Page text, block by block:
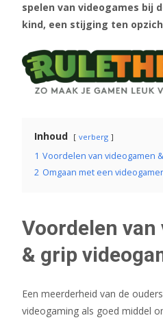
spelen van videogames bij
kind, een stijging ten
Inhoud verberg
1 Voordelen van videogamen
2 Omgaan met een
Voordelen van
& grip
Een meerderheid van de
videogaming als goed middel